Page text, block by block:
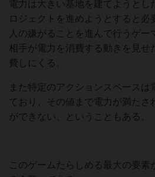
電力は大きい基地を建てようとし
ロジェクトを進めようとすると必
人の嫌がることを進んで行うゲー
相手が電力を消費する動きを見せ
費しにくる。
また特定のアクションスペースは
ており、その値まで電力が満たさ
ができない、ということもある。
このゲームたらしめる最大の要素